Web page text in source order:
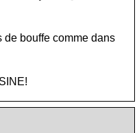
de bouffe comme dans